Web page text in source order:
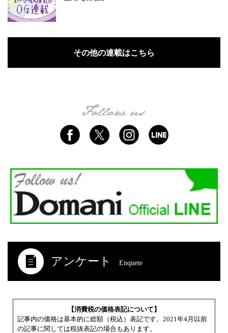
その他の連載はこちら
アンケート Enquete
【消費税の価格表記について】
記事内の価格は基本的に総額（税込）表記です。2021年4月以前
の記事に関しては税抜表記の場合もあります。